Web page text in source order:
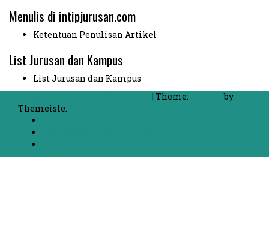
Menulis di intipjurusan.com
Ketentuan Penulisan Artikel
List Jurusan dan Kampus
List Jurusan dan Kampus
| Theme:
by
Themeisle.